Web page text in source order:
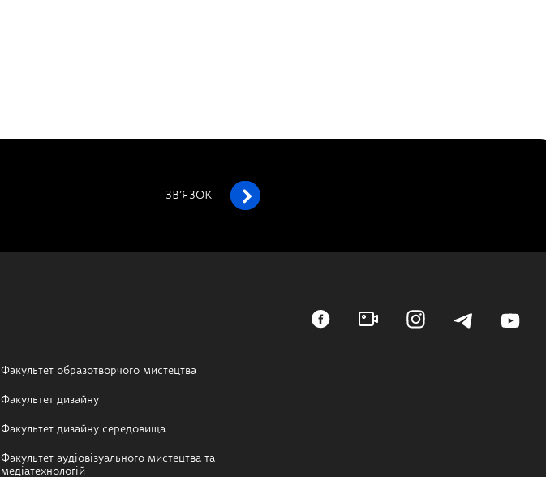
ЗВ’ЯЗОК
Факультет образотворчого мистецтва
Факультет дизайну
Факультет дизайну середовища
Факультет аудіовізуального мистецтва та
медіатехнологій